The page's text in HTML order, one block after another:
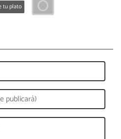
tu plato